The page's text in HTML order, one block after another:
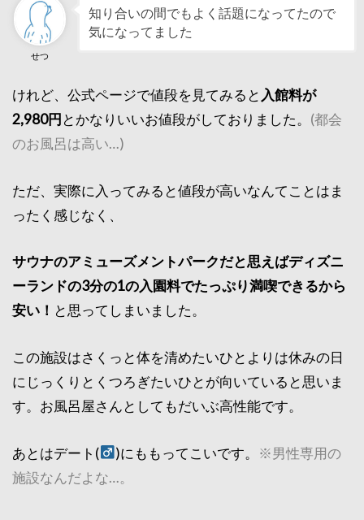
せつ
知り合いの間でもよく話題になってたので
気になってました
けれど、公式ページで値段を見てみると 入館料が
2,980円とかなりいいお値段がしておりました。 (都会
のお風呂は高い…)
ただ、実際に入ってみると値段が高いなんてことはま
ったく感じなく、
サウナのアミューズメントパークだと思えばディズニ
ーランドの3分の1の入園料でたっぷり満喫できるから
安い！ と思ってしまいました。
この施設はさくっと体を清めたいひとよりは休みの日
にじっくりとくつろぎたいひとが向いていると思いま
す。お風呂屋さんとしてもだいぶ高性能です。
あとはデート( )にももってこいです。 ※男性専用の
施設なんだよな…。